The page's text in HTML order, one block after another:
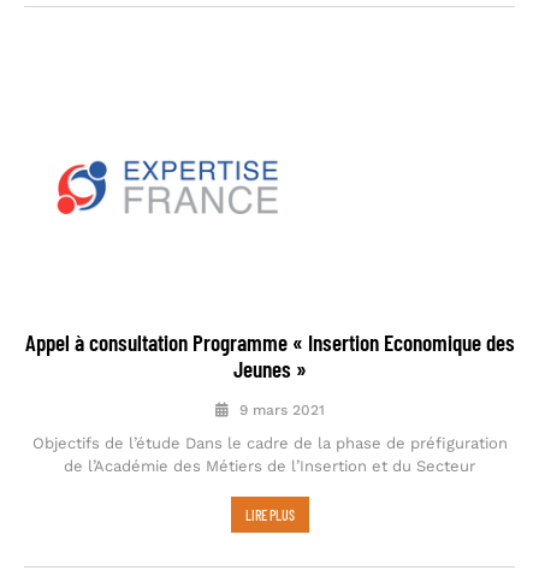
Appel à consultation Programme « Insertion Economique des
Jeunes »
9 mars 2021
Objectifs de l’étude Dans le cadre de la phase de préfiguration
de l’Académie des Métiers de l’Insertion et du Secteur
LIRE PLUS